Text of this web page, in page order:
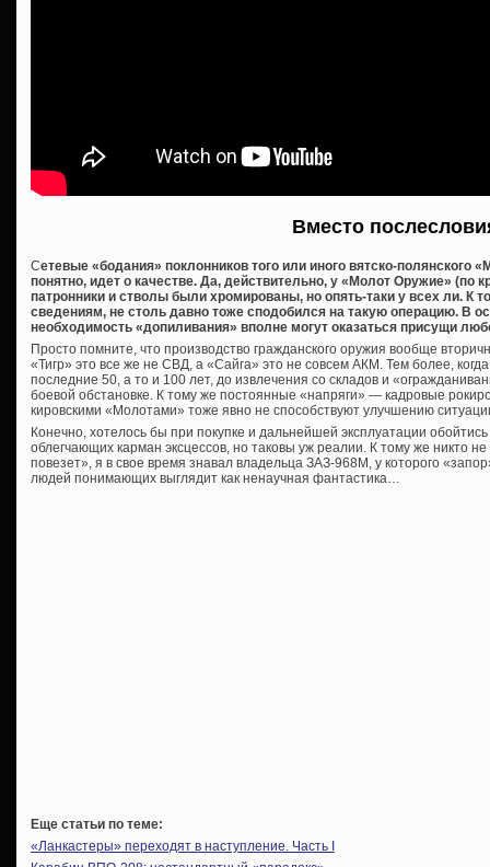
Вместо
Сетевые «бодания» поклонников того или иного вятско-полянского
понятно, идет о качестве. Да, действительно, у «Молот Оружие» (по
патронники и стволы были хромированы, но опять-таки у всех ли. К
сведениям, не столь давно тоже сподобился на такую операцию. В
необходимость «допиливания» вполне могут оказаться присущи
Просто помните, что производство гражданского оружия вообще
«Тигр» это все же не СВД, а «Сайга» это не совсем АКМ. Тем более,
последние 50, а то и 100 лет, до извлечения со складов и
боевой обстановке. К тому же постоянные «напряги» — кадровые
кировскими «Молотами» тоже явно не способствуют улучшению
Конечно, хотелось бы при покупке и дальнейшей эксплуатации
облегчающих карман эксцессов, но таковы уж реалии. К тому же никто
повезет», я в свое время знавал владельца ЗАЗ-968М, у которого
людей понимающих выглядит как ненаучная фантастика…
Еще статьи по теме:
«Ланкастеры» переходят в наступление. Часть I